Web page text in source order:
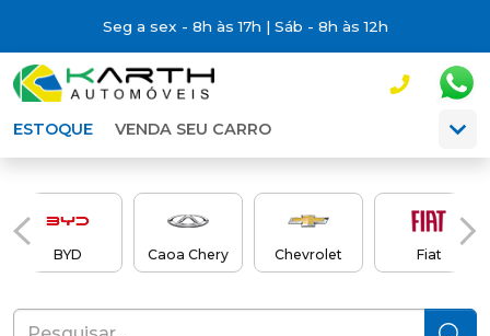
Seg a sex - 8h às 17h | Sáb - 8h às 12h
ESTOQUE VENDA SEU CARRO
BYD Caoa Chery Chevrolet Fiat